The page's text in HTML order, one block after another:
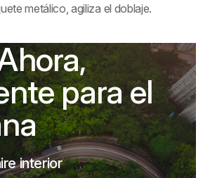
metálico, agiliza el doblaje.
para el
interior